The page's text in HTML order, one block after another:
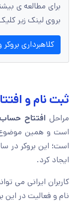
برای مطالعه ی
بروی لینک زیر
کلاهبرداری بروکر
ثبت نام و
مراحل افتتاح
است و همین
ایجاد کرد.
کاربران ایرانی می
نام و فعالیت در این